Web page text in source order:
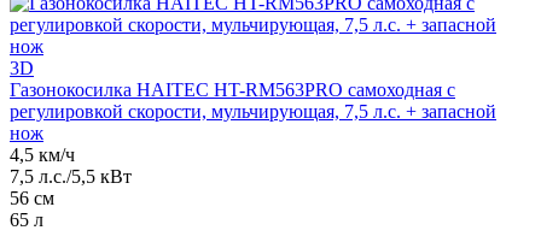
3D
Газонокосилка HAITEC HT-RM563PRO самоходная с
регулировкой скорости, мульчирующая, 7,5 л.с. + запасной
нож
4,5 км/ч
7,5 л.с./5,5 кВт
56 см
65 л